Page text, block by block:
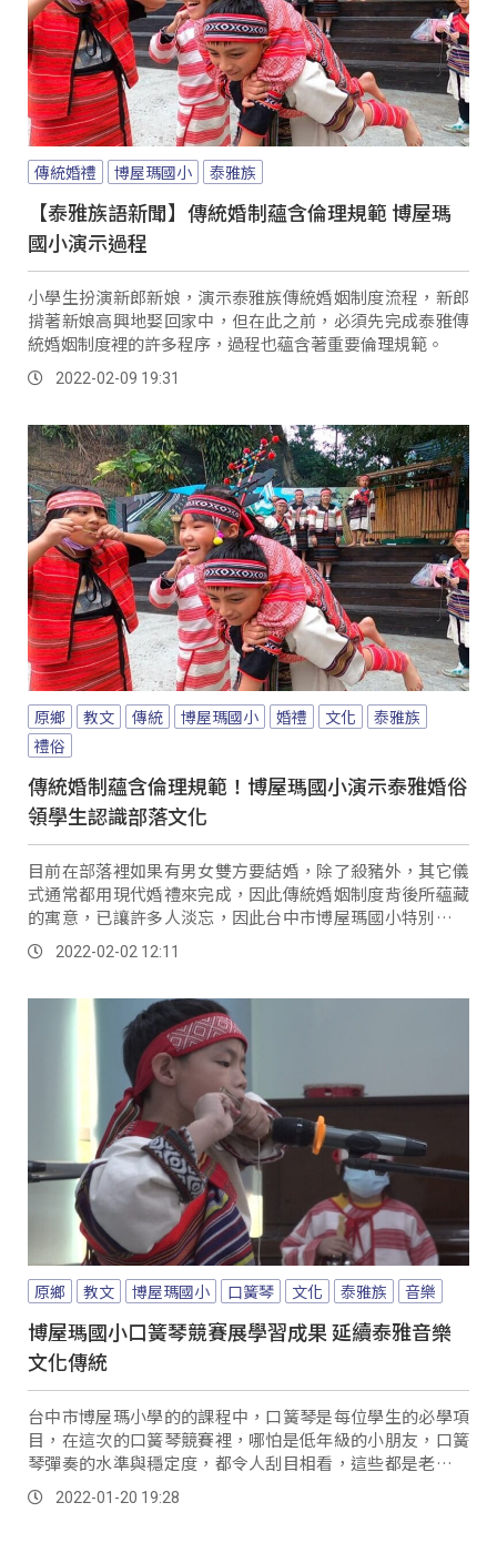
傳統婚禮 博屋瑪國小 泰雅族
【泰雅族語新聞】傳統婚制蘊含倫理規範 博屋瑪
國小演示過程
小學生扮演新郎新娘，演示泰雅族傳統婚姻制度流程，新郎
揹著新娘高興地娶回家中，但在此之前，必須先完成泰雅傳
統婚姻制度裡的許多程序，過程也蘊含著重要倫理規範。
2022-02-09 19:31
原鄉 教文 傳統 博屋瑪國小 婚禮 文化
泰雅族
禮俗
傳統婚制蘊含倫理規範！博屋瑪國小演示泰雅婚俗
領學生認識部落文化
目前在部落裡如果有男女雙方要結婚，除了殺豬外，其它儀
式通常都用現代婚禮來完成，因此傳統婚姻制度背後所蘊藏
的寓意，已讓許多人淡忘，因此台中市博屋瑪國小特別舉辦
一場「泰雅傳統婚姻制度演示課程」，由小學生扮...。
2022-02-02 12:11
原鄉 教文 博屋瑪國小 口簧琴 文化 泰雅族 音樂
博屋瑪國小口簧琴競賽展學習成果 延續泰雅音樂
文化傳統
台中市博屋瑪小學的的課程中，口簧琴是每位學生的必學項
目，在這次的口簧琴競賽裡，哪怕是低年級的小朋友，口簧
琴彈奏的水準與穩定度，都令人刮目相看，這些都是老師與
學生共同努力創造出的學習成果，也深化民族教育...。
2022-01-20 19:28